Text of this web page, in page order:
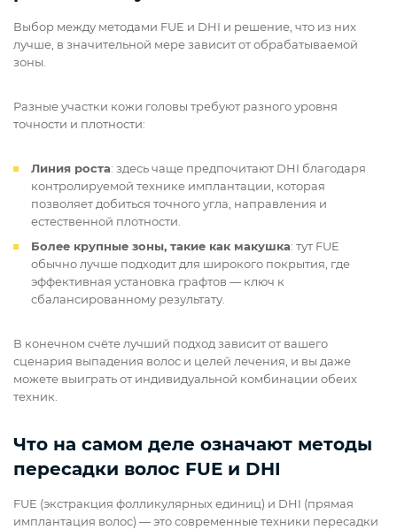
Выбор между методами FUE и DHI и решение, что из них
лучше, в значительной мере зависит от обрабатываемой
зоны.
Разные участки кожи головы требуют разного уровня
точности и плотности:
Линия роста: здесь чаще предпочитают DHI благодаря
контролируемой технике имплантации, которая
позволяет добиться точного угла, направления и
естественной плотности.
Более крупные зоны, такие как макушка: тут FUE
обычно лучше подходит для широкого покрытия, где
эффективная установка графтов — ключ к
сбалансированному результату.
В конечном счёте лучший подход зависит от вашего
сценария выпадения волос и целей лечения, и вы даже
можете выиграть от индивидуальной комбинации обеих
техник.
Что на самом деле означают методы
пересадки волос FUE и DHI
FUE (экстракция фолликулярных единиц) и DHI (прямая
имплантация волос) — это современные техники пересадки